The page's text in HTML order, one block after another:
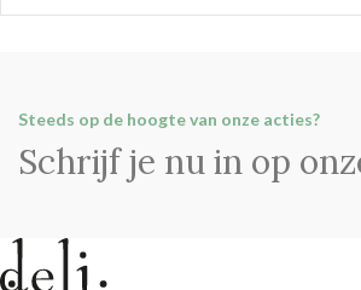
Steeds op de hoogte van onze acties?
Schrijf je nu in op